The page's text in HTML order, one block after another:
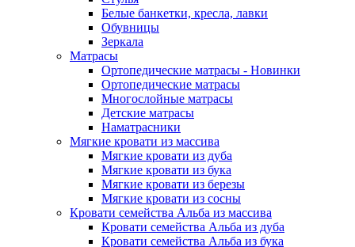
Белые банкетки, кресла, лавки
Обувницы
Зеркала
Матрасы
Ортопедические матрасы - Новинки
Ортопедические матрасы
Многослойные матрасы
Детские матрасы
Наматрасники
Мягкие кровати из массива
Мягкие кровати из дуба
Мягкие кровати из бука
Мягкие кровати из березы
Мягкие кровати из сосны
Кровати семейства Альба из массива
Кровати семейства Альба из дуба
Кровати семейства Альба из бука